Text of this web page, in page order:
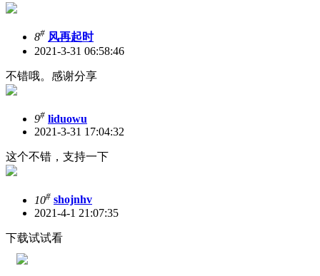
8# 风再起时
2021-3-31 06:58:46
不错哦。感谢分享
9# liduowu
2021-3-31 17:04:32
这个不错，支持一下
10# shojnhv
2021-4-1 21:07:35
下载试试看